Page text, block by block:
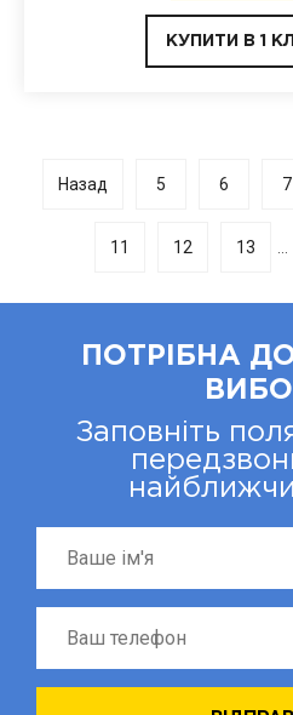
КУПИТИ В 1
Назад 5 6 7
11 12 13 ...
ПОТРІБНА
Заповніть